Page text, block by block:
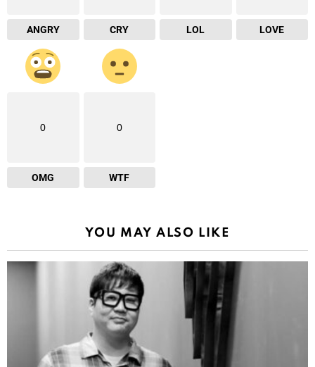
ANGRY CRY LOL LOVE
0
OMG
0
WTF
YOU MAY ALSO LIKE